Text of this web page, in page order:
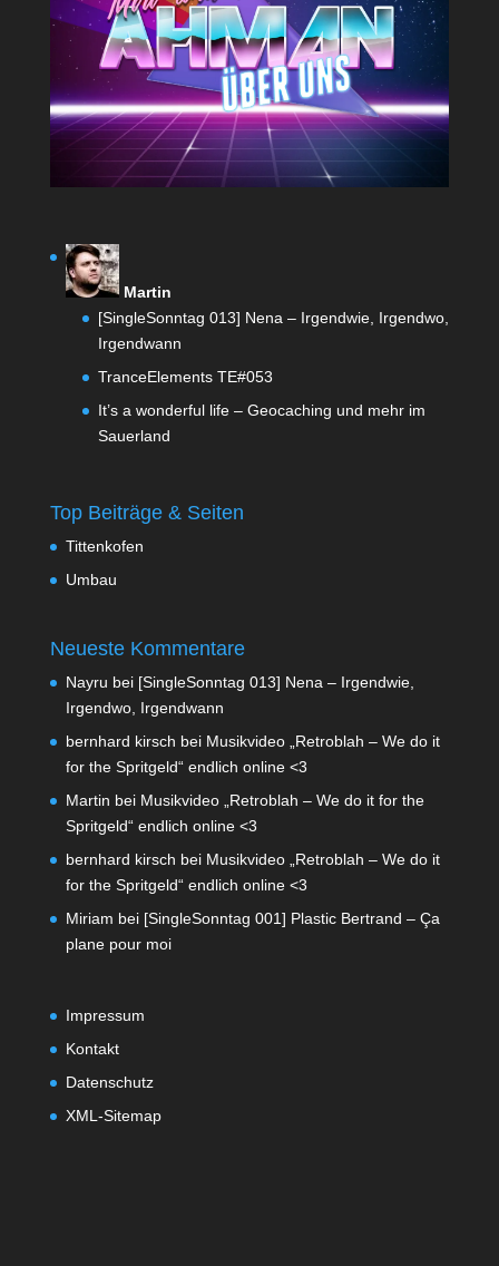
Martin
[SingleSonntag 013] Nena – Irgendwie, Irgendwo,
Irgendwann
TranceElements TE#053
It’s a wonderful life – Geocaching und mehr im
Sauerland
Top Beiträge & Seiten
Tittenkofen
Umbau
Neueste Kommentare
Nayru bei [SingleSonntag 013] Nena – Irgendwie,
Irgendwo, Irgendwann
bernhard kirsch bei Musikvideo „Retroblah – We do it
for the Spritgeld“ endlich online <3
Martin bei Musikvideo „Retroblah – We do it for the
Spritgeld“ endlich online <3
bernhard kirsch bei Musikvideo „Retroblah – We do it
for the Spritgeld“ endlich online <3
Miriam bei [SingleSonntag 001] Plastic Bertrand – Ça
plane pour moi
Impressum
Kontakt
Datenschutz
XML-Sitemap